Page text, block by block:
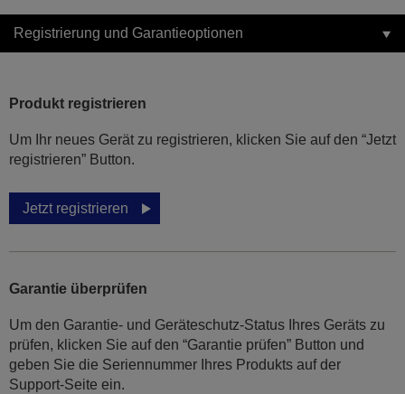
Registrierung und Garantieoptionen
Produkt registrieren
Um Ihr neues Gerät zu registrieren, klicken Sie auf den “Jetzt
registrieren” Button.
Jetzt registrieren
Garantie überprüfen
Um den Garantie- und Geräteschutz-Status Ihres Geräts zu
prüfen, klicken Sie auf den “Garantie prüfen” Button und
geben Sie die Seriennummer Ihres Produkts auf der
Support-Seite ein.